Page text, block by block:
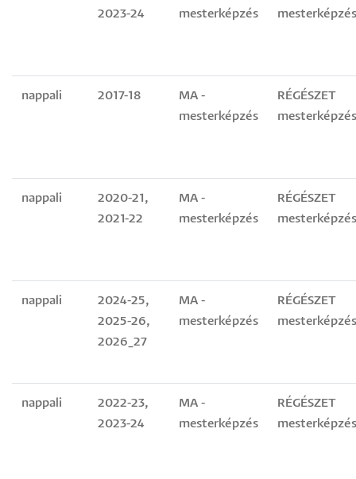
2023-24
mesterképzés
nappali 2017-18
MA -
mesterképzés
RÉGÉSZET
nappali
2020-21,
2021-22
MA -
mesterképzés
RÉGÉSZET
nappali
2024-25,
2025-26,
2026_27
MA -
mesterképzés
RÉGÉSZET
nappali
2022-23,
2023-24
MA -
mesterképzés
RÉGÉSZET